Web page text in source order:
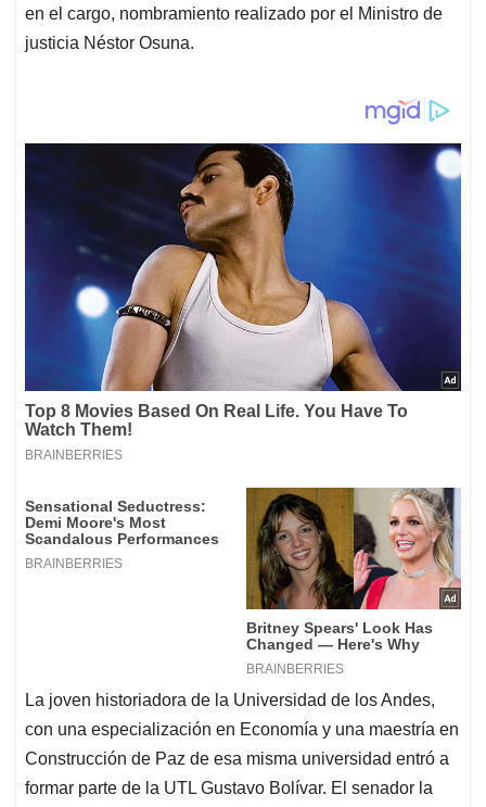
en el cargo, nombramiento realizado por el Ministro de
justicia Néstor Osuna.
La joven historiadora de la Universidad de los Andes,
con una especialización en Economía y una maestría en
Construcción de Paz de esa misma universidad entró a
formar parte de la UTL Gustavo Bolívar. El senador la